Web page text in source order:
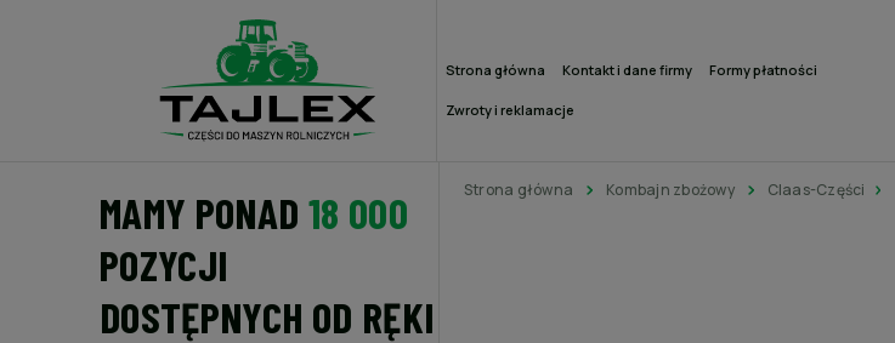
Strona główna Kontakt i dane firmy Formy płatności
Zwroty i reklamacje
MAMY PONAD 18 000
POZYCJI
DOSTĘPNYCH OD RĘKI
Strona główna Kombajn zbożowy Claas-Części